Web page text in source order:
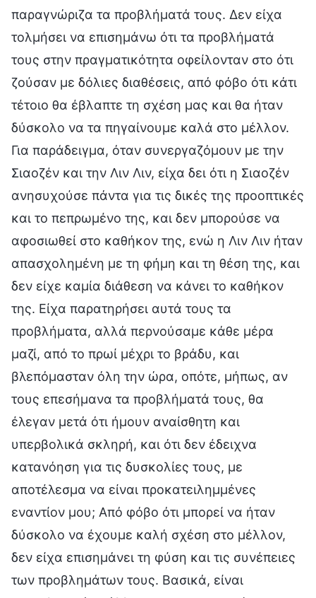
παραγνώριζα τα προβλήματά τους. Δεν είχα
τολμήσει να επισημάνω ότι τα προβλήματά
τους στην πραγματικότητα οφείλονταν στο ότι
ζούσαν με δόλιες διαθέσεις, από φόβο ότι κάτι
τέτοιο θα έβλαπτε τη σχέση μας και θα ήταν
δύσκολο να τα πηγαίνουμε καλά στο μέλλον.
Για παράδειγμα, όταν συνεργαζόμουν με την
Σιαοζέν και την Λιν Λιν, είχα δει ότι η Σιαοζέν
ανησυχούσε πάντα για τις δικές της προοπτικές
και το πεπρωμένο της, και δεν μπορούσε να
αφοσιωθεί στο καθήκον της, ενώ η Λιν Λιν ήταν
απασχολημένη με τη φήμη και τη θέση της, και
δεν είχε καμία διάθεση να κάνει το καθήκον
της. Είχα παρατηρήσει αυτά τους τα
προβλήματα, αλλά περνούσαμε κάθε μέρα
μαζί, από το πρωί μέχρι το βράδυ, και
βλεπόμασταν όλη την ώρα, οπότε, μήπως, αν
τους επεσήμανα τα προβλήματά τους, θα
έλεγαν μετά ότι ήμουν αναίσθητη και
υπερβολικά σκληρή, και ότι δεν έδειχνα
κατανόηση για τις δυσκολίες τους, με
αποτέλεσμα να είναι προκατειλημμένες
εναντίον μου; Από φόβο ότι μπορεί να ήταν
δύσκολο να έχουμε καλή σχέση στο μέλλον,
δεν είχα επισημάνει τη φύση και τις συνέπειες
των προβλημάτων τους. Βασικά, είναι